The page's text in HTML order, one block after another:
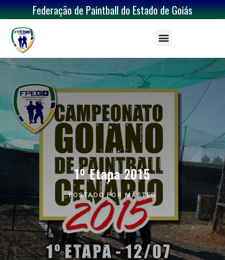
Federação de Paintball do Estado de Goiás
1º Etapa 2015
POSTADO POR MASTER